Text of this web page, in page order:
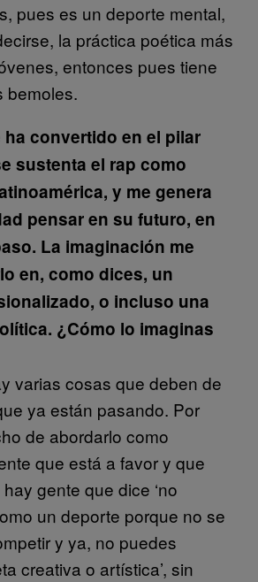
pues es un deporte mental,
la práctica poética más
entonces pues tiene
bemoles.
ha convertido en el pilar
sustenta el rap como
y me genera
pensar en su futuro, en
La imaginación me
en, como dices, un
o incluso una
¿Cómo lo imaginas
varias cosas que deben de
ya están pasando. Por
de abordarlo como
que está a favor y que
gente que dice ‘no
un deporte porque no se
y ya, no puedes
creativa o artística’, sin